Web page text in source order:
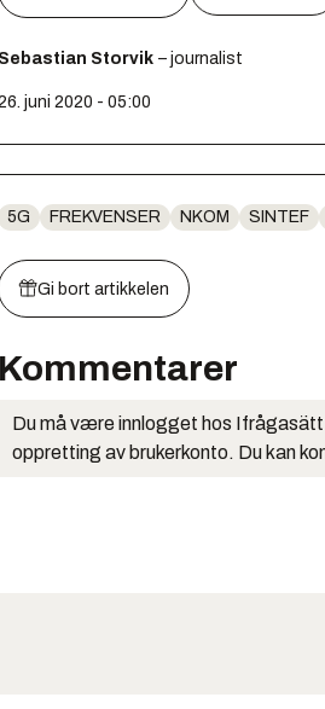
Sebastian Storvik – journalist
juni 2020 - 05:00
5G FREKVENSER NKOM SINTEF
Gi bort artikkelen
Kommentarer
Du må være innlogget hos
oppretting av brukerkonto. Du kan